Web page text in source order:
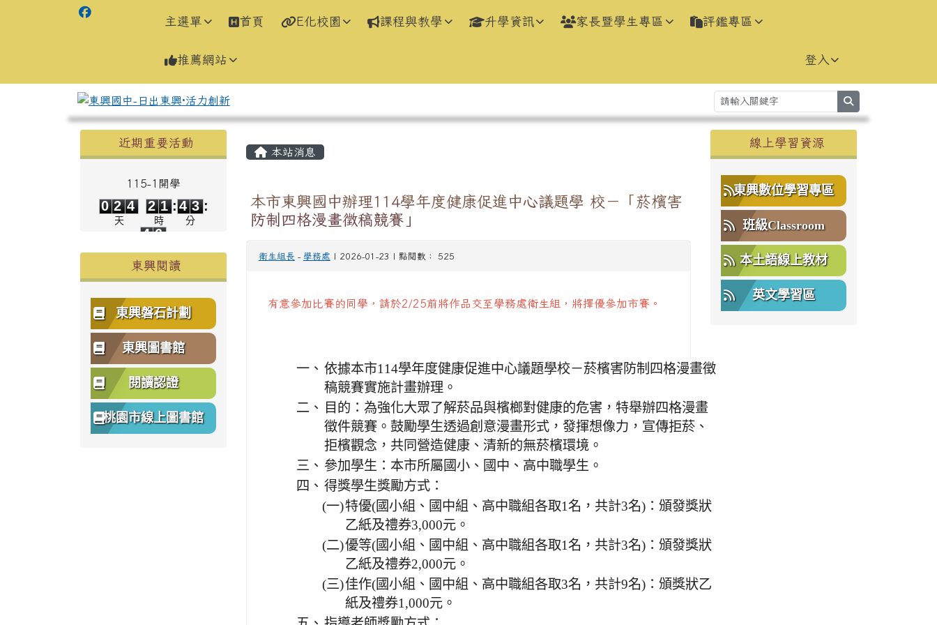
主選單 首頁 E化校園 課程與教學 升學資訊 家長暨學生專區 評鑑專區
推薦網站 登入
左邊區域內容
近期重要活動
115-1開學
0 2
4
4
天
2
2
1
1
時
:
4
4 3
分
:
4
4
6
6
東興閱讀
東興磐石計劃
東興圖書館
閱讀認證
桃園市線上圖書館
主內容區域
本站消息
本市東興國中辦理114學年度健康促進中心議題學 校－「菸檳害
防制四格漫畫徵稿競賽」
衛生組長 - 學務處 | 2026-01-23 | 點閱數： 525
有意參加比賽的同學，請於2/25前將作品交至學務處衛生組，將擇優參加市賽。
一、 依據本市114學年度健康促進中心議題學校－菸檳害防制四格漫畫徵
稿競賽實施計畫辦理。
二、 目的：為強化大眾了解菸品與檳榔對健康的危害，特舉辦四格漫畫
徵件競賽。鼓勵學生透過創意漫畫形式，發揮想像力，宣傳拒菸、
拒檳觀念，共同營造健康、清新的無菸檳環境。
三、 參加學生：本市所屬國小、國中、高中職學生。
四、 得獎學生獎勵方式：
(一)特優(國小組、國中組、高中職組各取1名，共計3名)：頒發獎狀
乙紙及禮券3,000元。
(二)優等(國小組、國中組、高中職組各取1名，共計3名)：頒發獎狀
乙紙及禮券2,000元。
(三)佳作(國小組、國中組、高中職組各取3名，共計9名)：頒獎狀乙
紙及禮券1,000元。
右邊區域內容
線上學習資源
東興數位學習專區
班級Classroom
本土語線上教材
英文學習區